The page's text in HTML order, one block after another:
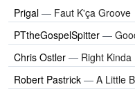
Prigal — Faut K'ça Groove
PTtheGospelSpitter —
Chris Ostler — Right Kinda
Robert Pastrick — A Little